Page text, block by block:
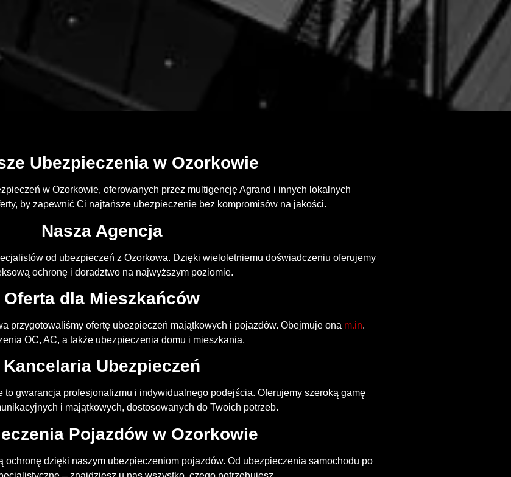
Ubezpieczenia w Ozorkowie
w Ozorkowie, oferowanych przez multigencję Agrand i innych lokalnych
by zapewnić Ci najtańsze ubezpieczenie bez kompromisów na jakości.
Nasza Agencja
od ubezpieczeń z Ozorkowa. Dzięki wieloletniemu doświadczeniu oferujemy
ochronę i doradztwo na najwyższym poziomie.
Oferta dla Mieszkańców
przygotowaliśmy ofertę ubezpieczeń majątkowych i pojazdów. Obejmuje ona m.in.
OC, AC, a także ubezpieczenia domu i mieszkania.
Kancelaria Ubezpieczeń
to gwarancja profesjonalizmu i indywidualnego podejścia. Oferujemy szeroką gamę
i majątkowych, dostosowanych do Twoich potrzeb.
Pojazdów w Ozorkowie
dzięki naszym ubezpieczeniom pojazdów. Od ubezpieczenia samochodu po